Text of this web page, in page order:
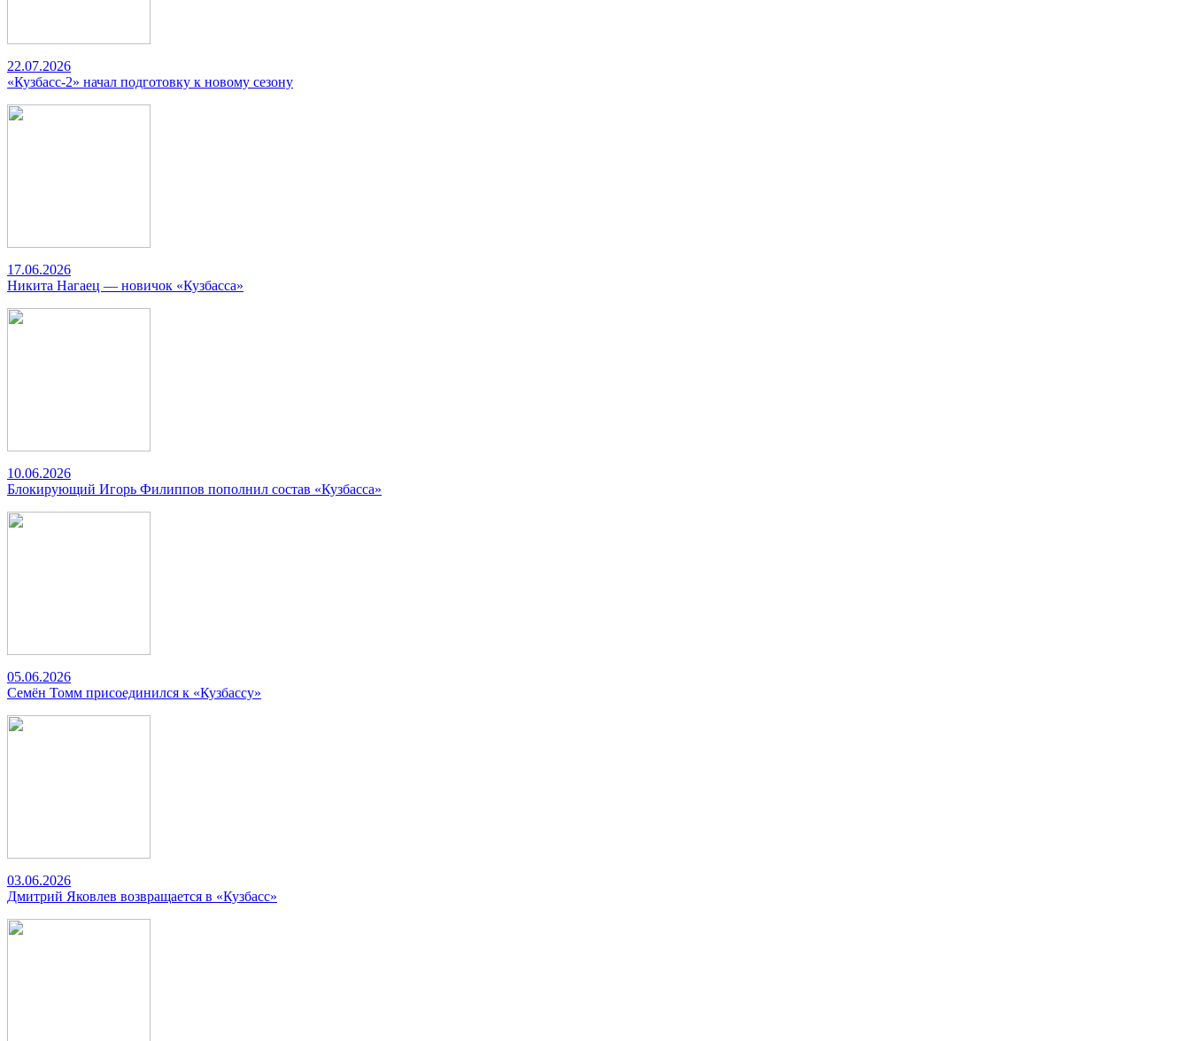
22.07.2026
«Кузбасс-2» начал подготовку к новому сезону
17.06.2026
Никита Нагаец — новичок «Кузбасса»
10.06.2026
Блокирующий Игорь Филиппов пополнил состав «Кузбасса»
05.06.2026
Семён Томм присоединился к «Кузбассу»
03.06.2026
Дмитрий Яковлев возвращается в «Кузбасс»